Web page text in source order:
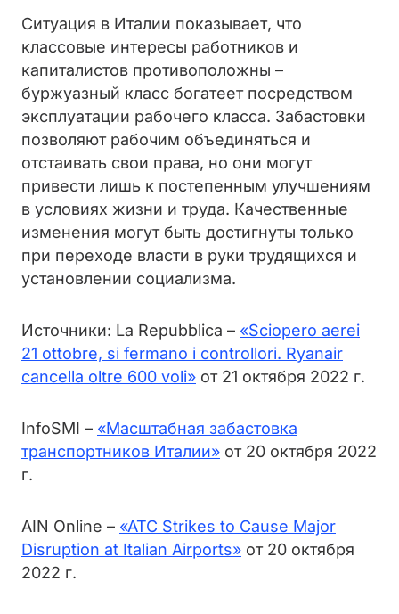
Ситуация в Италии показывает, что
классовые интересы работников и
капиталистов противоположны –
буржуазный класс богатеет посредством
эксплуатации рабочего класса. Забастовки
позволяют рабочим объединяться и
отстаивать свои права, но они могут
привести лишь к постепенным улучшениям
в условиях жизни и труда. Качественные
изменения могут быть достигнуты только
при переходе власти в руки трудящихся и
установлении социализма.
Источники: La Repubblica – «Sciopero aerei
21 ottobre, si fermano i controllori. Ryanair
cancella oltre 600 voli» от 21 октября 2022 г.
InfoSMI – «Масштабная забастовка
транспортников Италии» от 20 октября 2022
г.
AIN Online – «ATC Strikes to Cause Major
Disruption at Italian Airports» от 20 октября
2022 г.